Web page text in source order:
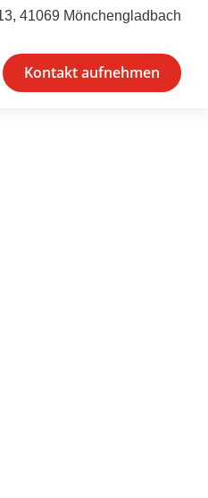
41069 Mönchengladbach
Kontakt aufnehmen